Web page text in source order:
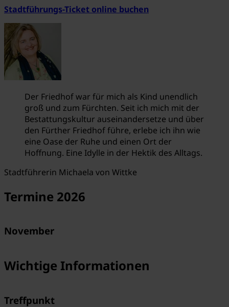
Stadtführungs-Ticket online buchen
Der Friedhof war für mich als Kind unendlich
groß und zum Fürchten. Seit ich mich mit der
Bestattungskultur auseinandersetze und über
den Fürther Friedhof führe, erlebe ich ihn wie
eine Oase der Ruhe und einen Ort der
Hoffnung. Eine Idylle in der Hektik des Alltags.
Stadtführerin Michaela von Wittke
Termine 2026
November
Wichtige Informationen
Treffpunkt